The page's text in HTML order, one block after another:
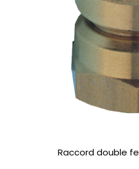
Raccord double